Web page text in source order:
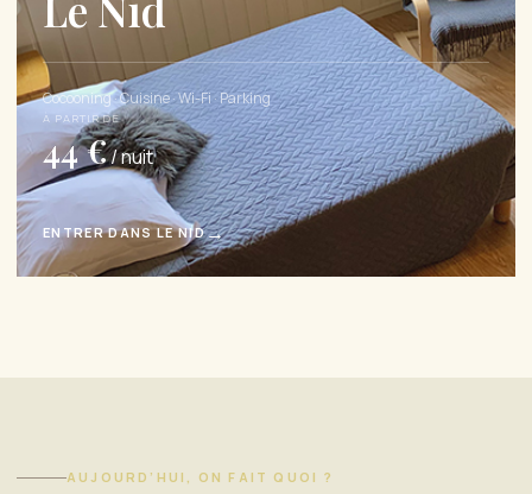
Cocooning · Cuisine · Wi-Fi · Parking
À PARTIR DE
44 €/ nuit
ENTRER DANS LE NID→
AUJOURD’HUI, ON FAIT QUOI ?